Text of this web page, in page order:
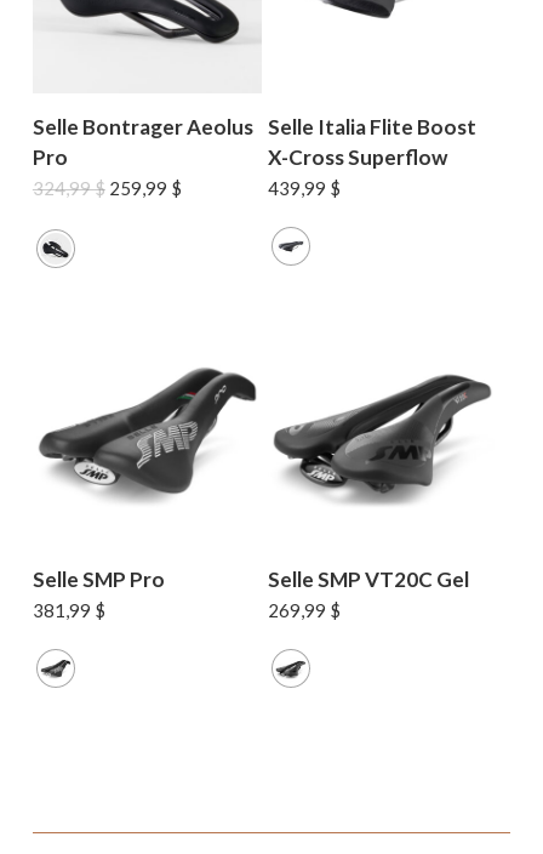
Selle Bontrager Aeolus
Pro
324,99$ Le
259,99 $Le
Selle Italia Flite Boost
X-Cross Superflow
439,99 $
Selle SMP Pro
381,99 $
Selle SMP VT20C Gel
269,99 $